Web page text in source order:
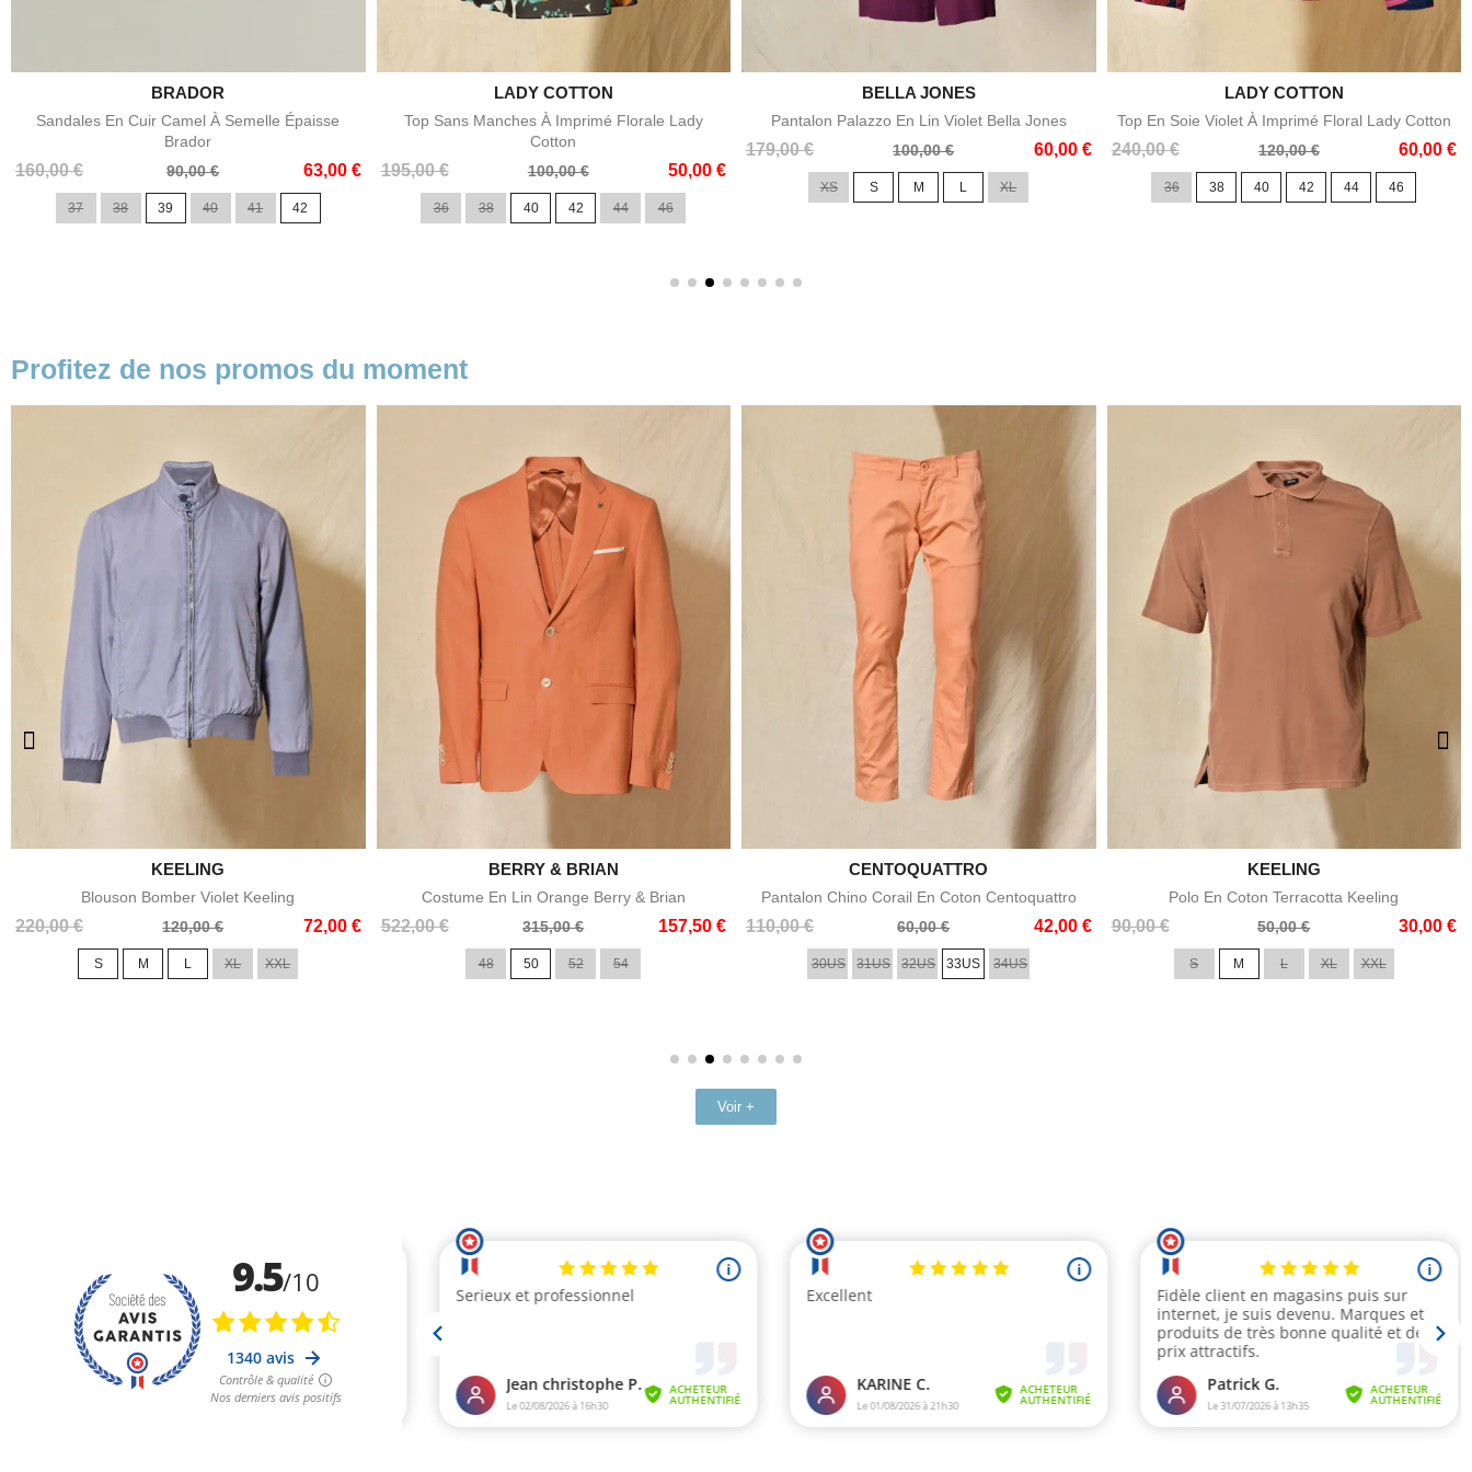
Aperçu rapide
BRADOR
Sandales En Cuir Camel À Semelle Épaisse
Brador
160,00 €
Prix
90,00 € 63,00 €
Prix
37 38 39 40 41 42
Aperçu rapide
LADY COTTON
Top Sans Manches À Imprimé Florale Lady
Cotton
195,00 €
Prix
100,00 € 50,00 €
Prix
36 38 40 42 44 46
Aperçu rapide
BELLA JONES
Pantalon Palazzo En Lin Violet Bella Jones
179,00 €
Prix
100,00 € 60,00 €
Prix
XS S M L XL
Aperçu rapide
LADY COTTON
Top En Soie Violet À Imprimé Floral Lady Cotton
240,00 €
Prix
120,00 € 60,00 €
Prix
36 38 40 42 44 46
Profitez de nos promos du moment
Aperçu rapide
KEELING
Blouson Bomber Violet Keeling
220,00 €
Prix
120,00 € 72,00 €
Prix
S M L XL XXL
Aperçu rapide
BERRY & BRIAN
Costume En Lin Orange Berry & Brian
522,00 €
Prix
315,00 € 157,50 €
Prix
48 50 52 54
Aperçu rapide
CENTOQUATTRO
Pantalon Chino Corail En Coton Centoquattro
110,00 €
Prix
60,00 € 42,00 €
Prix
30US 31US 32US 33US 34US
Aperçu rapide
KEELING
Polo En Coton Terracotta Keeling
90,00 €
Prix
50,00 € 30,00 €
Prix
S M L XL XXL
Voir +